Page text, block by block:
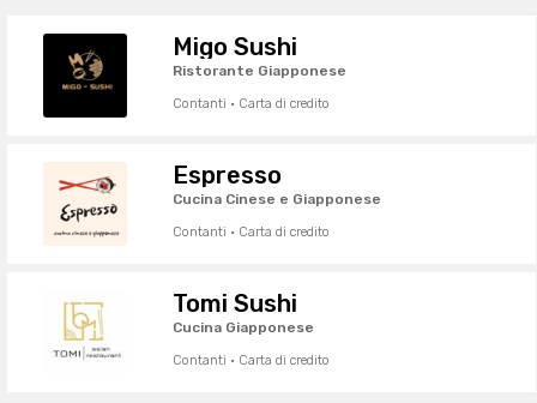
Migo Sushi
Ristorante Giapponese
Contanti · Carta di credito
Espresso
Cucina Cinese e Giapponese
Contanti · Carta di credito
Tomi Sushi
Cucina Giapponese
Contanti · Carta di credito